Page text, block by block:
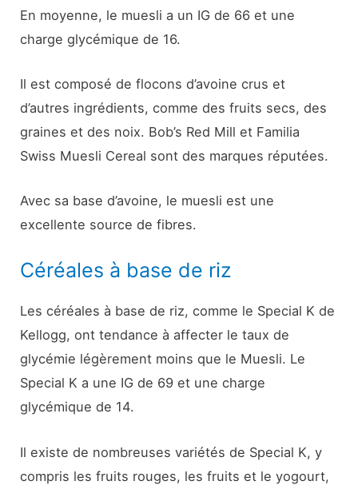
En moyenne, le muesli a un IG de 66 et une
charge glycémique de 16.
Il est composé de flocons d’avoine crus et
d’autres ingrédients, comme des fruits secs, des
graines et des noix. Bob’s Red Mill et Familia
Swiss Muesli Cereal sont des marques réputées.
Avec sa base d’avoine, le muesli est une
excellente source de fibres.
Céréales à base de riz
Les céréales à base de riz, comme le Special K de
Kellogg, ont tendance à affecter le taux de
glycémie légèrement moins que le Muesli. Le
Special K a une IG de 69 et une charge
glycémique de 14.
Il existe de nombreuses variétés de Special K, y
compris les fruits rouges, les fruits et le yogourt,